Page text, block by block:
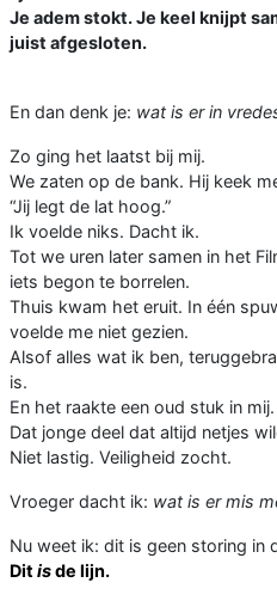
Je adem stokt. Je keel knijpt
juist afgesloten.
En dan denk je: wat is er in
Zo ging het laatst bij mij.
We zaten op de bank. Hij keek
“Jij legt de lat hoog.”
Ik voelde niks. Dacht ik.
Tot we uren later samen in het
iets begon te borrelen.
Thuis kwam het eruit. In één
voelde me niet gezien.
Alsof alles wat ik ben,
is.
En het raakte een oud stuk in mij.
Dat jonge deel dat altijd netjes
Niet lastig. Veiligheid zocht.
Vroeger dacht ik: wat is er mis
Nu weet ik: dit is geen storing in
Dit isde lijn.